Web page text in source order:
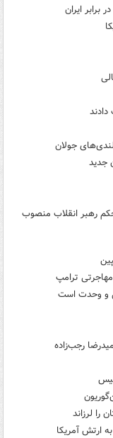
برابر ایران
جولان
جدید
رهبر انقلاب منصوب
ترامپ
و وحدت است
رجب‌زاده
ارتش آمریکا